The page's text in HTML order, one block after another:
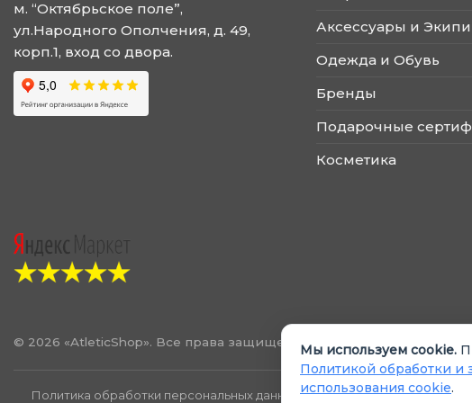
м. “Октябрьское поле”,
ул.Народного Ополчения, д. 49,
корп.1, вход со двора.
Аксессуары и
Одежда и Обувь
Бренды
Подарочные
Косметика
Мы используем cookie.
Политикой обработки
использования cookie.
© 2026 «AtleticShop». Все права защищены
Политика обработки персональных данных Политика использования